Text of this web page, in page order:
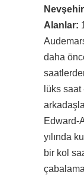
Alanlar:
daha
lüks
Edward-
yılında
bir kol